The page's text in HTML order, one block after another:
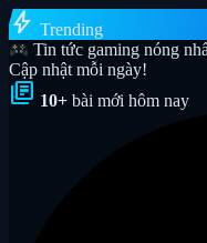
bolt Trending
Tin tức gaming nóng
Cập nhật mỗi ngày!
library_books 10+ bài mới hôm nay